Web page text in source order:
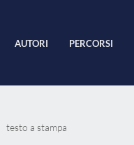
AUTORI PERCORSI
testo a stampa